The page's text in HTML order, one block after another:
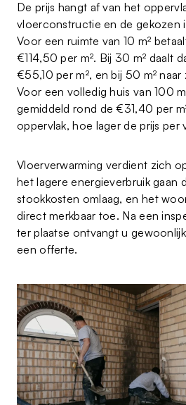
De prijs hangt af van het
vloerconstructie en de gekozen
Voor een ruimte van 10 m²
€114,50 per m². Bij 30 m² daalt
€55,10 per m², en bij 50 m² naar
Voor een volledig huis van 100
gemiddeld rond de €31,40 per
oppervlak, hoe lager de prijs per
Vloerverwarming verdient zich
het lagere energieverbruik gaan
stookkosten omlaag, en het
direct merkbaar toe. Na een
ter plaatse ontvangt u
een offerte.